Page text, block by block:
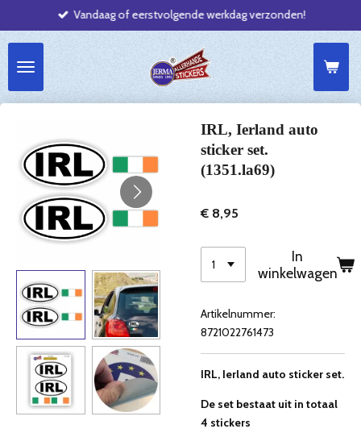
direct
de
hoofdinhoud
Vandaag of eerstvolgende werkdag verzonden!
IRL, Ierland auto
sticker set.
(1351.la69)
€ 8,95
In
winkelwagen
Artikelnummer:
8721022761473
IRL, Ierland auto sticker set.
De set bestaat uit in totaal
4 stickers